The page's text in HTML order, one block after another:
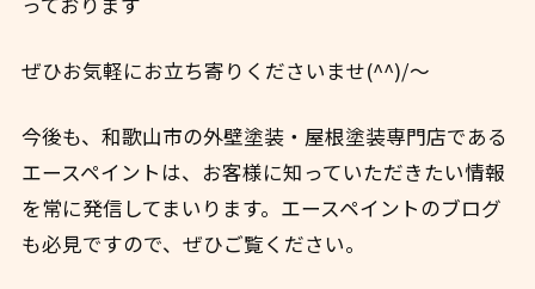
ぜひお気軽にお立ち寄りくださいませ(^^)/～
今後も、和歌山市の外壁塗装・屋根塗装専門店である
エースペイントは、お客様に知っていただきたい情報
を常に発信してまいります。エースペイントのブログ
も必見ですので、ぜひご覧ください。